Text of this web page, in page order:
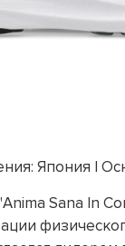
Япония |
Sana In